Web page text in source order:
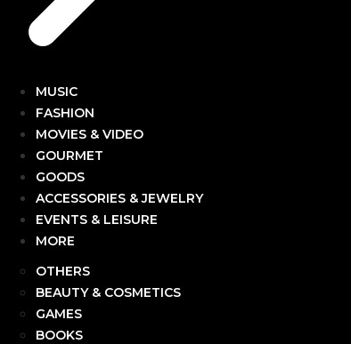
MUSIC
FASHION
MOVIES & VIDEO
GOURMET
GOODS
ACCESSORIES & JEWELRY
EVENTS & LEISURE
MORE
OTHERS
BEAUTY & COSMETICS
GAMES
BOOKS